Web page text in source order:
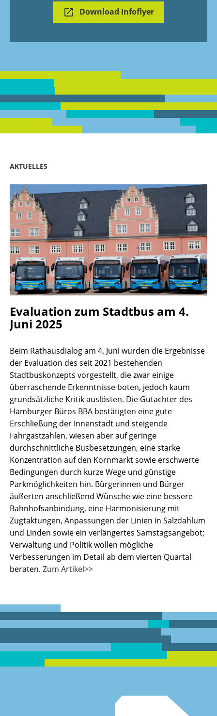
Download Infoflyer
AKTUELLES
Evaluation zum Stadtbus am 4.
Juni 2025
Beim Rathausdialog am 4. Juni wurden die Ergebnisse
der Evaluation des seit 2021 bestehenden
Stadtbuskonzepts vorgestellt, die zwar einige
überraschende Erkenntnisse boten, jedoch kaum
grundsätzliche Kritik auslösten. Die Gutachter des
Hamburger Büros BBA bestätigten eine gute
Erschließung der Innenstadt und steigende
Fahrgastzahlen, wiesen aber auf geringe
durchschnittliche Busbesetzungen, eine starke
Konzentration auf den Kornmarkt sowie erschwerte
Bedingungen durch kurze Wege und günstige
Parkmöglichkeiten hin. Bürgerinnen und Bürger
äußerten anschließend Wünsche wie eine bessere
Bahnhofsanbindung, eine Harmonisierung mit
Zugtaktungen, Anpassungen der Linien in Salzdahlum
und Linden sowie ein verlängertes Samstagsangebot;
Verwaltung und Politik wollen mögliche
Verbesserungen im Detail ab dem vierten Quartal
beraten. Zum Artikel>>